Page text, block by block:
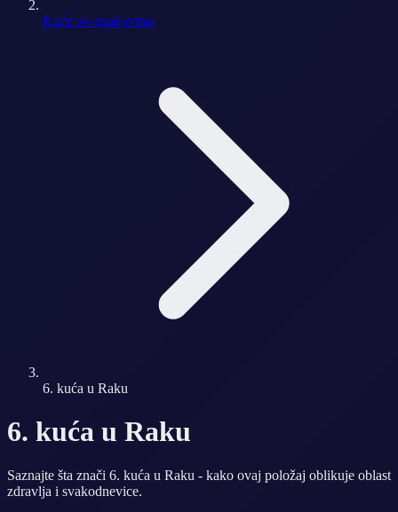
Kuće po znakovima
6. kuća u Raku
6. kuća u Raku
Saznajte šta znači 6. kuća u Raku - kako ovaj položaj oblikuje oblast
zdravlja i svakodnevice.